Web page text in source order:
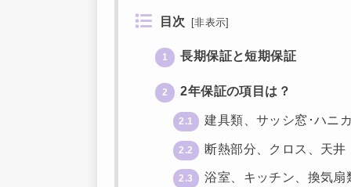
目次 [非表示]
1 長期保証と短期保証
2 2年保証の項目は？
2.1 建具類、サッシ窓･ハニ
2.2 断熱部分、クロス、天井
2.3 浴室、キッチン、換気扇